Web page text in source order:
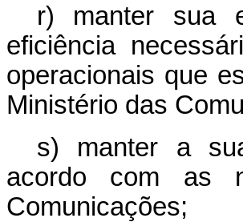
r) manter sua
eficiência
operacionais que
Ministério das
s) manter a
acordo com as
Comunicações;